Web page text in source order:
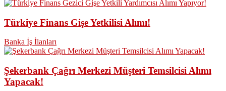
Türkiye Finans Gişe Yetkilisi Alımı!
Banka İş İlanları
Şekerbank Çağrı Merkezi Müşteri Temsilcisi Alımı
Yapacak!